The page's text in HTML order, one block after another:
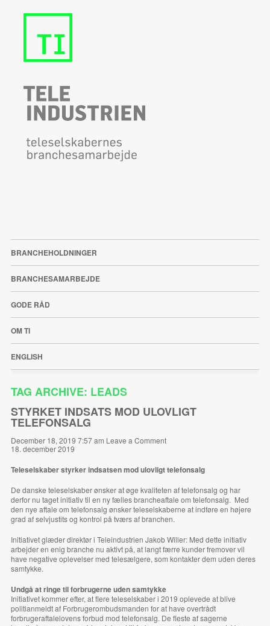
BRANCHEHOLDNINGER
BRANCHESAMARBEJDE
GODE RÅD
OM TI
ENGLISH
TAG ARCHIVE: LEADS
STYRKET INDSATS MOD ULOVLIGT
TELEFONSALG
December 18, 2019 7:57 am Leave a Comment
18. december 2019
Teleselskaber styrker indsatsen mod ulovligt telefonsalg
De danske teleselskaber ønsker at øge kvaliteten af telefonsalg og har
derfor nu taget initiativ til en ny fælles brancheaftale om telefonsalg. Med
den nye aftale om telefonsalg ønsker teleselskaberne at indføre en højere
grad af selvjustits og kontrol på tværs af branchen.
Initiativet glæder direktør i Teleindustrien Jakob Willer: Med dette initiativ
arbejder en enig branche nu aktivt på, at langt færre kunder fremover vil
have negative oplevelser med telesælgere, som kontakter dem uden deres
samtykke.
Undgå at ringe til forbrugerne uden samtykke
Initiativet kommer efter, at flere teleselskaber i 2019 oplevede at blive
politianmeldt af Forbrugerombudsmanden for at have overtrådt
forbrugeraftalelovens forbud mod telefonsalg. De fleste af sagerne